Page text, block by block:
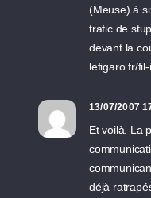
(Meuse) à
trafic de
devant la
lefigaro.fr/fil-
13/07/2007
Et voilà. La
déjà